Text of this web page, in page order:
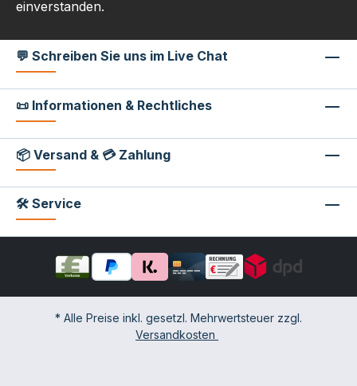
einverstanden.
💬 Schreiben Sie uns im Live Chat
📜 Informationen & Rechtliches
📦 Versand & 💳 Zahlung
🛠 Service
* Alle Preise inkl. gesetzl. Mehrwertsteuer zzgl.
Versandkosten